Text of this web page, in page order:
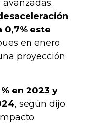
0,7% este
en enero
proyección
% en 2023 y
, según dijo